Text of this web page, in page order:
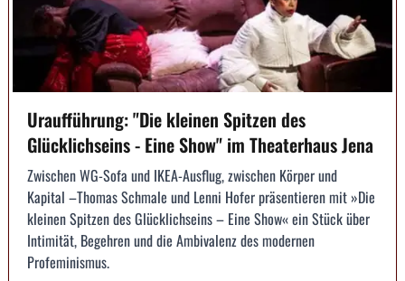
Uraufführung: "Die kleinen Spitzen des
Glücklichseins - Eine Show" im Theaterhaus Jena
Zwischen WG-Sofa und IKEA-Ausflug, zwischen Körper und
Kapital –Thomas Schmale und Lenni Hofer präsentieren mit »Die
kleinen Spitzen des Glücklichseins – Eine Show« ein Stück über
Intimität, Begehren und die Ambivalenz des modernen
Profeminismus.